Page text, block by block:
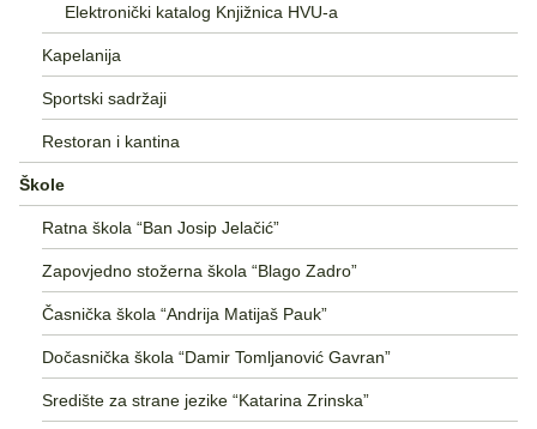
Elektronički katalog Knjižnica HVU-a
Kapelanija
Sportski sadržaji
Restoran i kantina
Škole
Ratna škola “Ban Josip Jelačić”
Zapovjedno stožerna škola “Blago Zadro”
Časnička škola “Andrija Matijaš Pauk”
Dočasnička škola “Damir Tomljanović Gavran”
Središte za strane jezike “Katarina Zrinska”